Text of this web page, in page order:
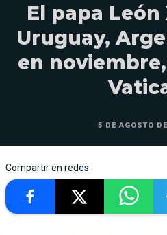
El papa León
Uruguay,
en
5 DE AGOSTO
Compartir en redes